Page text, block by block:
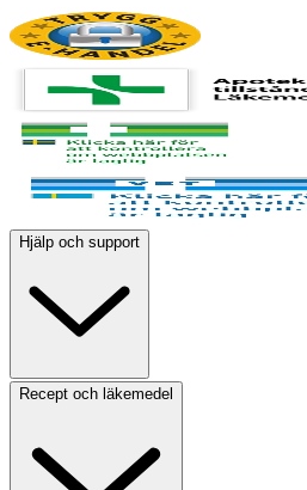
Hjälp och support
Recept och läkemedel